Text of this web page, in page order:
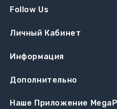
Follow Us
Личный Кабинет
Информация
Дополнительно
Наше Приложение